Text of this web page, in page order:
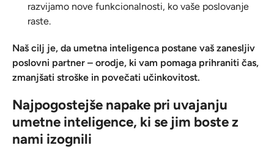
razvijamo nove funkcionalnosti, ko vaše poslovanje
raste.
Naš cilj je, da umetna inteligenca postane vaš zanesljiv
poslovni partner – orodje, ki vam pomaga prihraniti čas,
zmanjšati stroške in povečati učinkovitost.
Najpogostejše napake pri uvajanju
umetne inteligence, ki se jim boste z
nami izognili